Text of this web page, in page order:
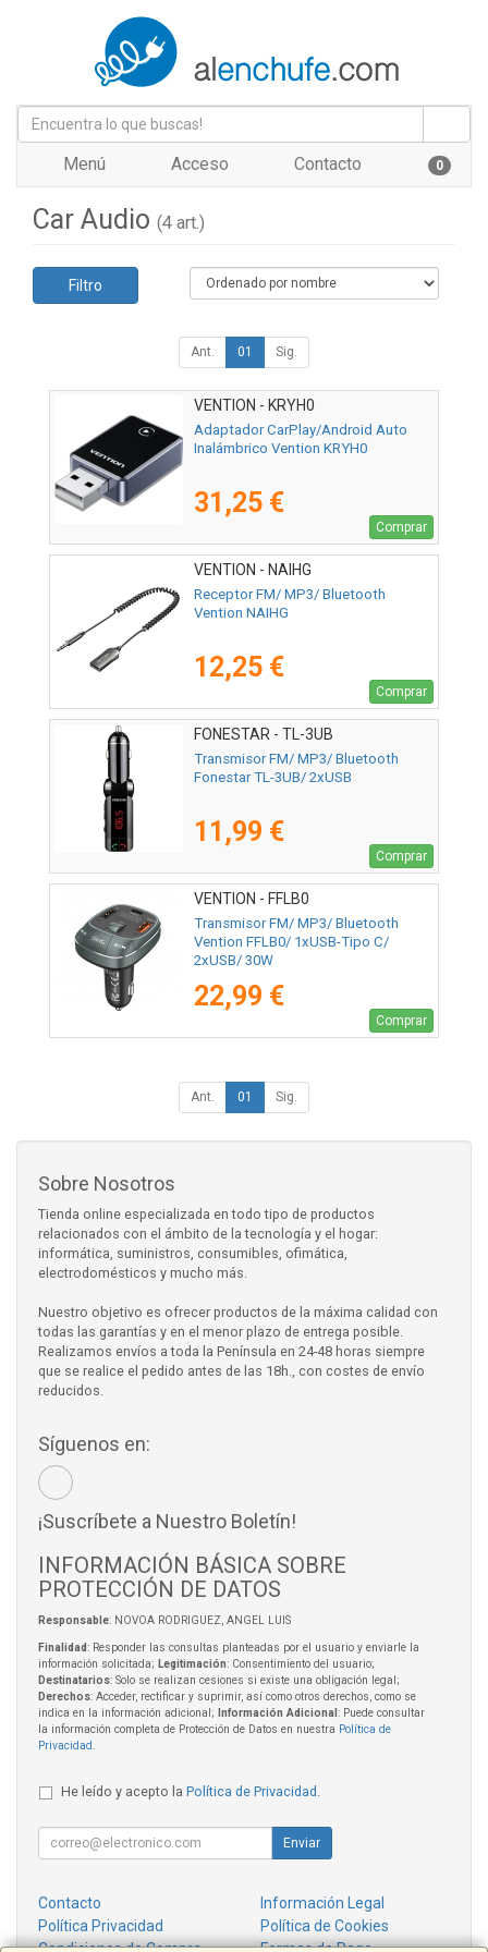
Menú Acceso Contacto 0
Car Audio (4 art.)
Filtro
Ant. 01 Sig.
VENTION - KRYH0
Adaptador CarPlay/Android Auto
Inalámbrico Vention KRYH0
31,25 €
Comprar
VENTION - NAIHG
Receptor FM/ MP3/ Bluetooth
Vention NAIHG
12,25 €
Comprar
FONESTAR - TL-3UB
Transmisor FM/ MP3/ Bluetooth
Fonestar TL-3UB/ 2xUSB
11,99 €
Comprar
VENTION - FFLB0
Transmisor FM/ MP3/ Bluetooth
Vention FFLB0/ 1xUSB-Tipo C/
2xUSB/ 30W
22,99 €
Comprar
Ant. 01 Sig.
Sobre Nosotros
Tienda online especializada en todo tipo de productos
relacionados con el ámbito de la tecnología y el hogar:
informática, suministros, consumibles, ofimática,
electrodomésticos y mucho más.
Nuestro objetivo es ofrecer productos de la máxima calidad con
todas las garantías y en el menor plazo de entrega posible.
Realizamos envíos a toda la Península en 24-48 horas siempre
que se realice el pedido antes de las 18h., con costes de envío
reducidos.
Síguenos en:
¡Suscríbete a Nuestro Boletín!
INFORMACIÓN BÁSICA SOBRE
PROTECCIÓN DE DATOS
Responsable: NOVOA RODRIGUEZ, ANGEL LUIS
Finalidad: Responder las consultas planteadas por el usuario y enviarle la
información solicitada; Legitimación: Consentimiento del usuario;
Destinatarios: Solo se realizan cesiones si existe una obligación legal;
Derechos: Acceder, rectificar y suprimir, así como otros derechos, como se
indica en la información adicional;
Información Adicional : Puede consultar
la información completa de Protección de Datos en nuestra Política de
Privacidad
He leído y acepto la Política de Privacidad .
Enviar
Contacto
Información Legal
Política Privacidad
Política de Cookies